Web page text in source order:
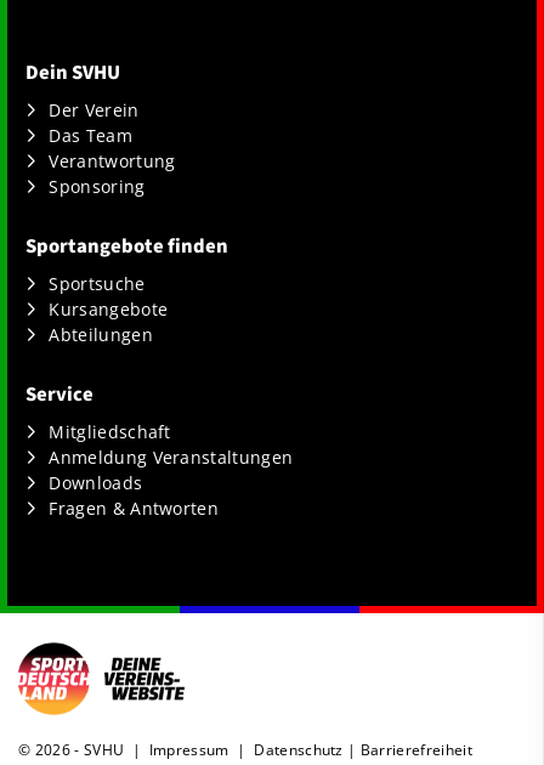
Dein SVHU
Der Verein
Das Team
Verantwortung
Sponsoring
Sportangebote finden
Sportsuche
Kursangebote
Abteilungen
Service
Mitgliedschaft
Anmeldung Veranstaltungen
Downloads
Fragen & Antworten
© 2026 - SVHU | Impressum | Datenschutz | Barrierefreiheit